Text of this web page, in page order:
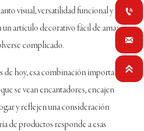
visual, versatilidad funcional y
artículo decorativo fácil de amar. Se
complicado.
de hoy, esa combinación importa. La
se vean encantadores, encajen
y reflejen una consideración
de productos responde a esas


